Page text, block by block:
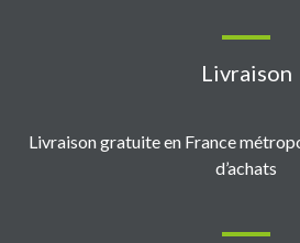
Livraison
Livraison gratuite en France
d’achats